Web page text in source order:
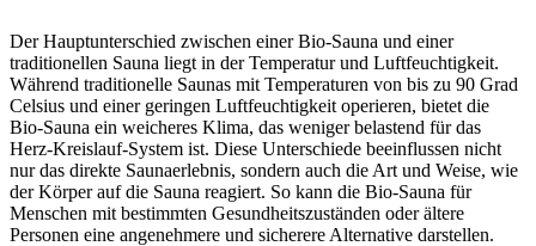
Der Hauptunterschied zwischen einer Bio-Sauna und einer
traditionellen Sauna liegt in der Temperatur und Luftfeuchtigkeit.
Während traditionelle Saunas mit Temperaturen von bis zu 90 Grad
Celsius und einer geringen Luftfeuchtigkeit operieren, bietet die
Bio-Sauna ein weicheres Klima, das weniger belastend für das
Herz-Kreislauf-System ist. Diese Unterschiede beeinflussen nicht
nur das direkte Saunaerlebnis, sondern auch die Art und Weise, wie
der Körper auf die Sauna reagiert. So kann die Bio-Sauna für
Menschen mit bestimmten Gesundheitszuständen oder ältere
Personen eine angenehmere und sicherere Alternative darstellen.